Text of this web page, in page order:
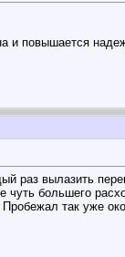
и повышается
раз вылазить
чуть большего
так уже